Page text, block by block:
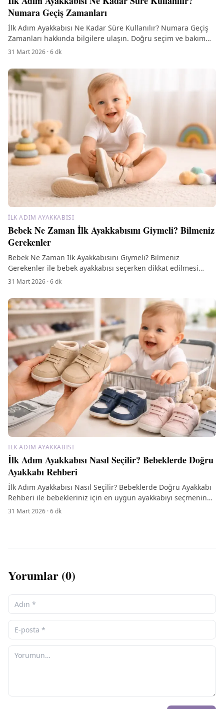
Numara Geçiş Zamanları
İlk Adım Ayakkabısı Ne Kadar Süre Kullanılır? Numara Geçiş
Zamanları hakkında bilgilere ulaşın. Doğru seçim ve bakım
ipuçlarıyla ayakkabının ömrünü uzatın!
31 Mart 2026 ·6dk
İLK ADIM AYAKKABISI
Bebek Ne Zaman İlk Ayakkabısını Giymeli? Bilmeniz
Gerekenler
Bebek Ne Zaman İlk Ayakkabısını Giymeli? Bilmeniz
Gerekenler ile bebek ayakkabısı seçerken dikkat edilmesi
gerekenler ve en iyi modeller hakkında bilgi edinin.
31 Mart 2026 ·6dk
İLK ADIM AYAKKABISI
İlk Adım Ayakkabısı Nasıl Seçilir? Bebeklerde Doğru
Ayakkabı Rehberi
İlk Adım Ayakkabısı Nasıl Seçilir? Bebeklerde Doğru Ayakkabı
Rehberi ile bebekleriniz için en uygun ayakkabıyı seçmenin
ipuçlarını keşfedin.
31 Mart 2026 ·6dk
Yorumlar (0)